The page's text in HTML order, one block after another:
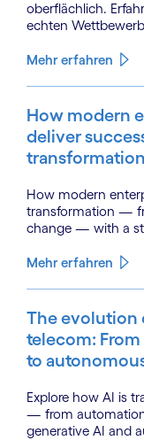
oberflächlich.
echten
Mehr erfahren
How modern
deliver
transformation
How modern
transformation —
change — with a
Mehr erfahren
The evolution
telecom:
to
Explore how AI is
— from
generative AI and